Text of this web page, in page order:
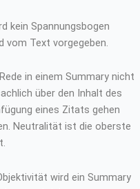
kein Spannungsbogen
vom Text vorgegeben.
in einem Summary nicht
über den Inhalt des
eines Zitats gehen
Neutralität ist die oberste
wird ein Summary